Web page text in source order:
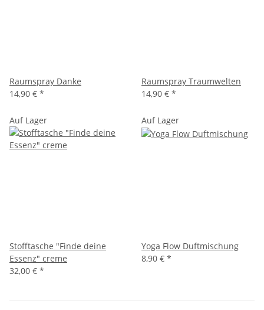
Raumspray Danke
14,90 € *
Raumspray Traumwelten
14,90 € *
Auf Lager
Stofftasche "Finde deine
Essenz" creme
32,00 € *
Auf Lager
Yoga Flow Duftmischung
8,90 € *